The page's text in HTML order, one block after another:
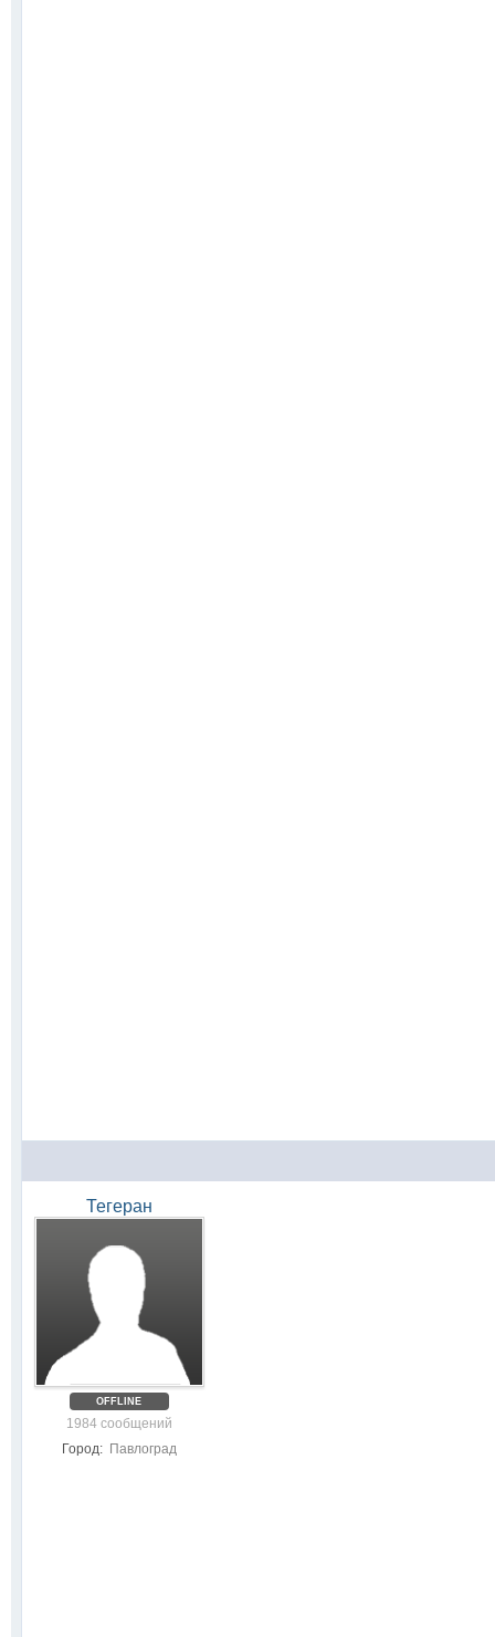
Тегеран
OFFLINE
1984 сообщений
Город: Павлоград